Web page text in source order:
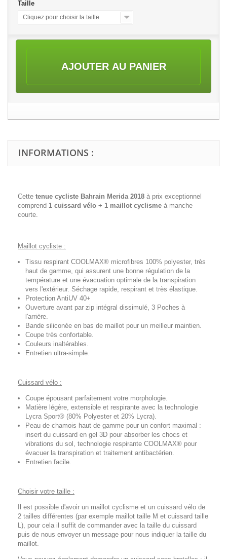
Taille
Cliquez pour choisir la taille
AJOUTER AU PANIER
INFORMATIONS :
Cette tenue cycliste Bahrain Merida 2018 à prix exceptionnel
comprend 1 cuissard vélo + 1 maillot cyclisme à manche
courte.
Maillot cycliste :
Tissu respirant COOLMAX® microfibres 100% polyester, très
haut de gamme, qui assurent une bonne régulation de la
température et une évacuation optimale de la transpiration
vers l'extérieur. Séchage rapide, respirant et très élastique.
Protection AntiUV 40+
Ouverture avant par zip intégral dissimulé, 3 Poches à
l'arrière.
Bande siliconée en bas de maillot pour un meilleur maintien.
Coupe très confortable.
Couleurs inaltérables.
Entretien ultra-simple.
Cuissard vélo :
Coupe épousant parfaitement votre morphologie.
Matière légère, extensible et respirante avec la technologie
Lycra Sport® (80% Polyester et 20% Lycra).
Peau de chamois haut de gamme pour un confort maximal :
insert du cuissard en gel 3D pour absorber les chocs et
vibrations du sol, technologie respirante COOLMAX® pour
évacuer la transpiration et traitement antibactérien.
Entretien facile.
Choisir votre taille :
Il est possible d'avoir un maillot cyclisme et un cuissard vélo de
2 tailles différentes (par exemple maillot taille M et cuissard taille
L), pour cela il suffit de commander avec la taille du cuissard
puis de nous envoyer un message pour nous indiquer la taille du
maillot.